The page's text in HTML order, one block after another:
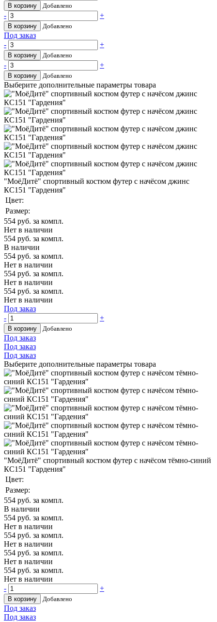
В корзину Добавлено
- +
В корзину Добавлено
Под заказ
-
+
В корзину Добавлено
- +
В корзину Добавлено
Выберите дополнительные параметры товара
"МоёДитё" спортивный костюм футер с начёсом джинс
КС151 "Гардения"
Цвет:
Размер:
554 руб. за компл.
Нет в наличии
554 руб. за компл.
В наличии
554 руб. за компл.
Нет в наличии
554 руб. за компл.
Нет в наличии
554 руб. за компл.
Нет в наличии
Под заказ
-
+
В корзину Добавлено
Под заказ
Под заказ
Под заказ
Выберите дополнительные параметры товара
"МоёДитё" спортивный костюм футер с начёсом тёмно-синий
КС151 "Гардения"
Цвет:
Размер:
554 руб. за компл.
В наличии
554 руб. за компл.
Нет в наличии
554 руб. за компл.
Нет в наличии
554 руб. за компл.
Нет в наличии
554 руб. за компл.
Нет в наличии
-
+
В корзину Добавлено
Под заказ
Под заказ